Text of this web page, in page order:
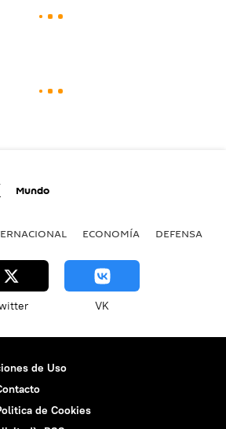
Mundo
ECONOMÍA DEFENSA
VK
de Uso
de Cookies